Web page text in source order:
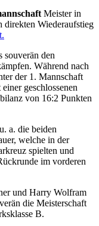
Meister in
direkten Wiederaufstieg
souverän den
Während nach
der 1. Mannschaft
geschlossenen
von 16:2 Punkten
a. die beiden
welche in der
spielten und
im vorderen
und Harry Wolfram
die Meisterschaft
B.